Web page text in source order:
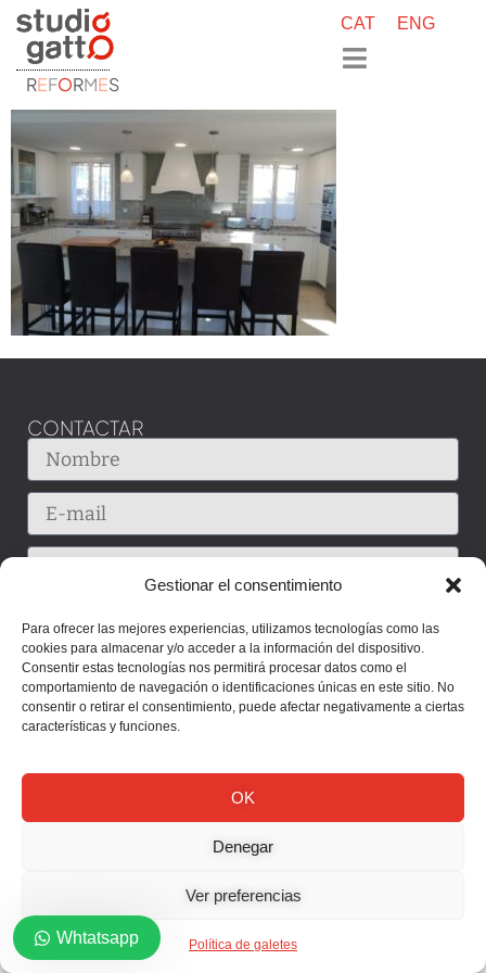
Gestionar el consentimiento
Para ofrecer las mejores experiencias, utilizamos tecnologías como las
cookies para almacenar y/o acceder a la información del dispositivo.
Consentir estas tecnologías nos permitirá procesar datos como el
comportamiento de navegación o identificaciones únicas en este sitio. No
consentir o retirar el consentimiento, puede afectar negativamente a ciertas
características y funciones.
OK
Denegar
Ver preferencias
Política de galetes
REFORMES
CAT ENG
CONTACTAR
Whtatsapp